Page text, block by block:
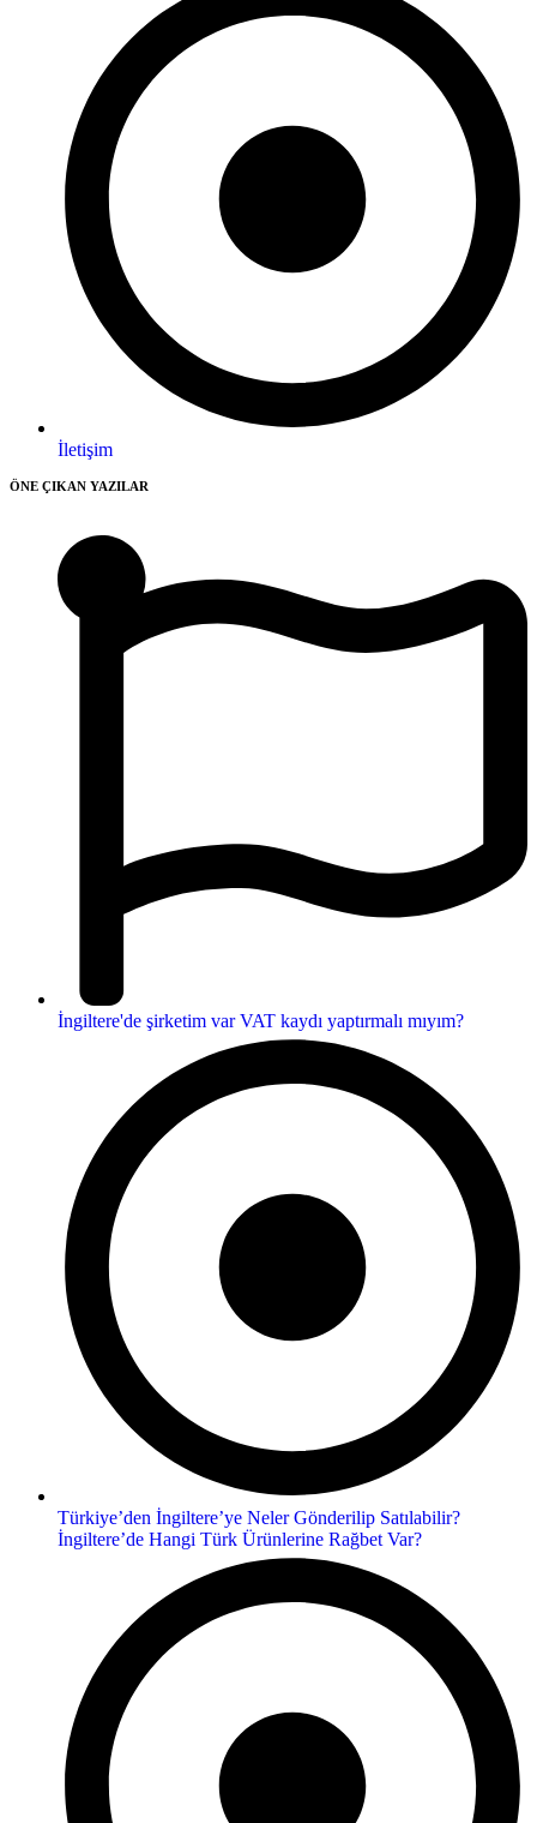
İletişim
ÖNE ÇIKAN YAZILAR
İngiltere'de şirketim var VAT kaydı yaptırmalı mıyım?
Türkiye’den İngiltere’ye Neler Gönderilip Satılabilir?
İngiltere’de Hangi Türk Ürünlerine Rağbet Var?